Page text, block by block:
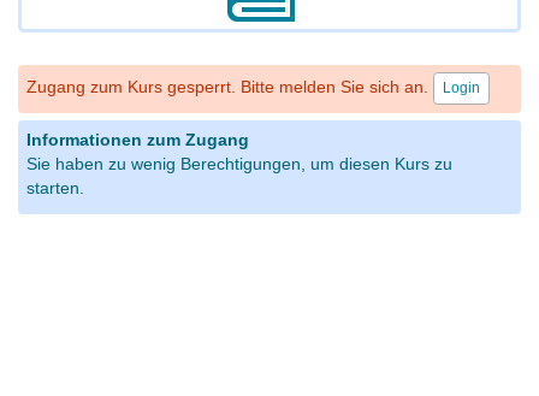
Zugang zum Kurs gesperrt. Bitte melden Sie sich an. Login
Informationen zum Zugang
Sie haben zu wenig Berechtigungen, um diesen Kurs zu
starten.